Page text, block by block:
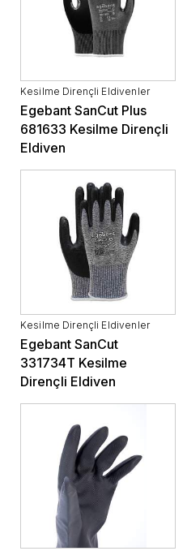
Kesilme Dirençli Eldivenler
Egebant SanCut Plus
681633 Kesilme Dirençli
Eldiven
Kesilme Dirençli Eldivenler
Egebant SanCut
331734T Kesilme
Dirençli Eldiven